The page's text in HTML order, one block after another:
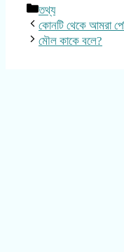
Categories
তথ্য
কোনটি থেকে আমরা
মৌল কাকে বলে?